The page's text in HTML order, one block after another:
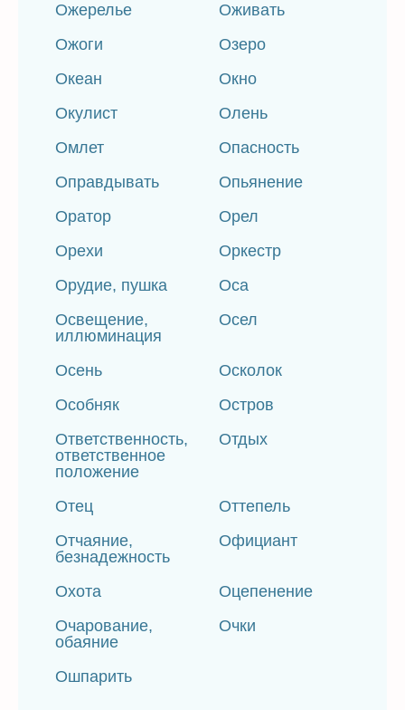
Ожерелье
Оживать
Ожоги
Озеро
Океан
Окно
Окулист
Олень
Омлет
Опасность
Оправдывать
Опьянение
Оратор
Орел
Орехи
Оркестр
Орудие, пушка
Оса
Освещение,
иллюминация
Осел
Осень
Осколок
Особняк
Остров
Ответственность,
ответственное
положение
Отдых
Отец
Оттепель
Отчаяние,
безнадежность
Официант
Охота
Оцепенение
Очарование,
обаяние
Очки
Ошпарить